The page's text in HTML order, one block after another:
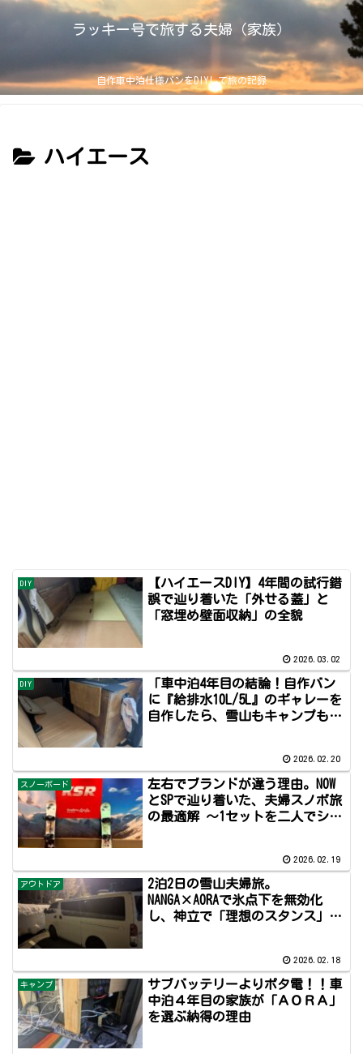
ラッキー号で旅する夫婦（家族）
自作車中泊仕様バンをDIYして旅の記録
ハイエース
DIY
【ハイエースDIY】4年間の試行錯
誤で辿り着いた「外せる蓋」と
「窓埋め壁面収納」の全貌
2026.03.02
DIY
「車中泊4年目の結論！自作バン
に『給排水10L/5L』のギャレーを
自作したら、雪山もキャンプも劇
2026.02.20
スノーボード
左右でブランドが違う理由。NOW
とSPで辿り着いた、夫婦スノボ旅
の最適解 〜1セットを二人でシェ
2026.02.19
アウトドア
2泊2日の雪山夫婦旅。
NANGA×AORAで氷点下を無効化
し、神立で「理想のスタンス」を
2026.02.18
キャンプ
サブバッテリーよりポタ電！！車
中泊４年目の家族が「ＡＯＲＡ」
を選ぶ納得の理由